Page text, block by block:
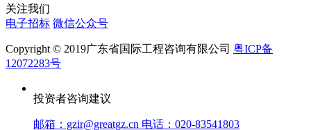
关注我们
电子招标 微信公众号
Copyright © 2019广东省国际工程咨询有限公司 粤ICP备
12072283号
投资者咨询建议
邮箱：gzir@greatgz.cn 电话：020-83541803